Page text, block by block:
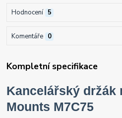
Hodnocení 5
Komentáře 0
Kompletní specifikace
Kancelářský držák
Mounts M7C75